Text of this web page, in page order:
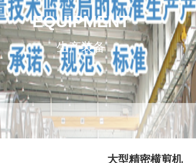
EQUIPMENT
生产装备
大型精密横剪机